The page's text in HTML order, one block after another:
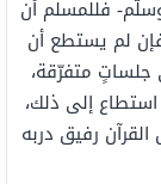
فللمسلم أن
فإن لم يستطع أن
متفرّقة،
إلى ذلك،
رفيق دربه